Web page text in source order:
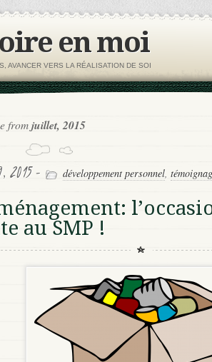
en moi
AVANCER VERS LA RÉALISATION DE SOI
fromjuillet, 2015
2015 - développement personnel,
au SMP !